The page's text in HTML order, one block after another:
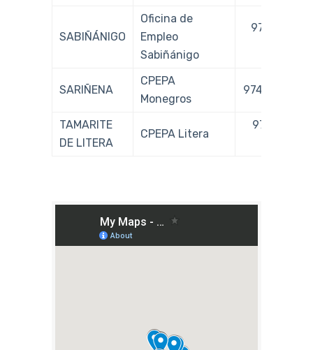
SABIÑÁNIGO
Oficina de
Empleo
Sabiñánigo
974 482
SARIÑENA
CPEPA
Monegros
974 571 116
TAMARITE
DE LITERA
CPEPA Litera
974 421